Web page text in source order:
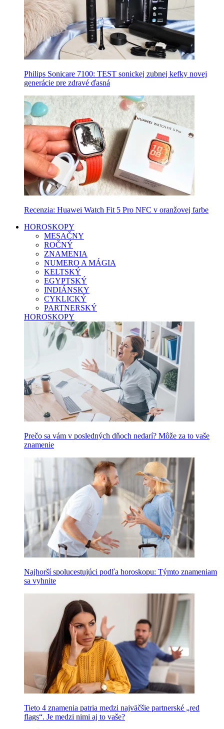
Philips Sonicare 7100: TEST sonickej zubnej kefky novej
generácie pre zdravé ďasná
Recenzia: Huawei Watch Fit 5 Pro NFC v oranžovej farbe
HOROSKOPY
MESAČNY
ROČNÝ
ZNAMENIA
NUMERO A MÁGIA
KELTSKÝ
EGYPTSKÝ
INDIÁNSKY
CYKLICKÝ
PARTNERSKÝ
HOROSKOPY
Prečo sa vám v posledných dňoch nedarí? Môže za to vaše
znamenie
Najhorší spolucestujúci podľa horoskopu: Týmto znameniam
sa vyhnite
Tieto 4 znamenia patria medzi najväčšie partnerské „red
flags“. Je medzi nimi aj to vaše?